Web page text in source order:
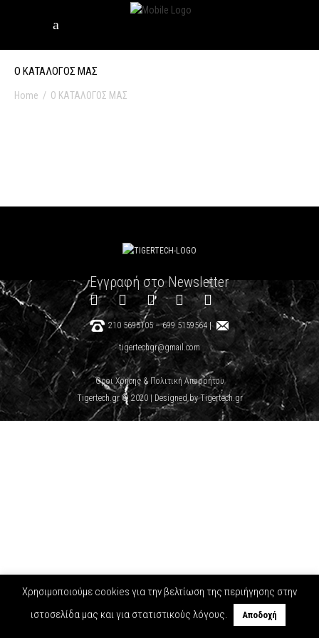
Ο ΚΑΤΑΛΟΓΟΣ ΜΑΣ
Home / Ο ΚΑΤΑΛΟΓΟΣ ΜΑΣ
Εγγραφή στο Newsletter
210 5695105–699 5159564|
tigertechgr@gmail.com
Όροι Χρήσης & Πολιτική Απορρήτου
Tigertech.gr © 2020 | Designed by Tigertech.gr
Χρησιμοποιούμε cookies για την βελτίωση της περιήγησης στην
ιστοσελίδα μας και για στατιστικούς λόγους.
Αποδοχή